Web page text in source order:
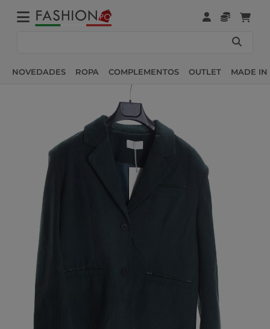
NOVEDADES ROPA COMPLEMENTOS OUTLET MADE IN